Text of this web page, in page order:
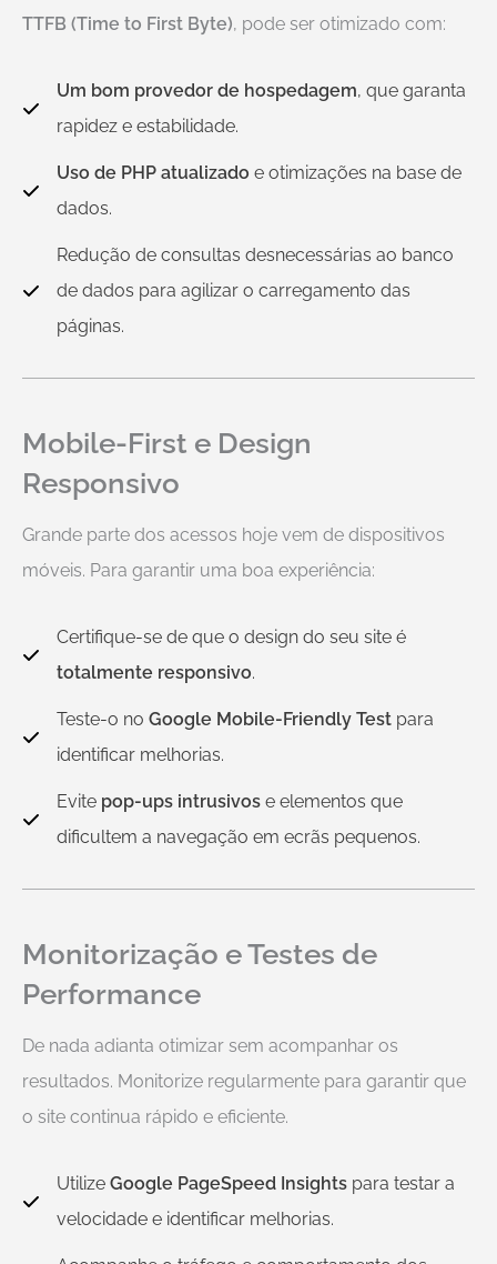
TTFB (Time to First Byte), pode ser otimizado com:
Um bom provedor de hospedagem, que garanta
rapidez e estabilidade.
Uso de PHP atualizado e otimizações na base de
dados.
Redução de consultas desnecessárias ao banco
de dados para agilizar o carregamento das
páginas.
Mobile-First e Design
Responsivo
Grande parte dos acessos hoje vem de dispositivos
móveis. Para garantir uma boa experiência:
Certifique-se de que o design do seu site é
totalmente responsivo.
Teste-o no Google Mobile-Friendly Test para
identificar melhorias.
Evite pop-ups intrusivos e elementos que
dificultem a navegação em ecrãs pequenos.
Monitorização e Testes de
Performance
De nada adianta otimizar sem acompanhar os
resultados. Monitorize regularmente para garantir que
o site continua rápido e eficiente.
Utilize Google PageSpeed Insights para testar a
velocidade e identificar melhorias.